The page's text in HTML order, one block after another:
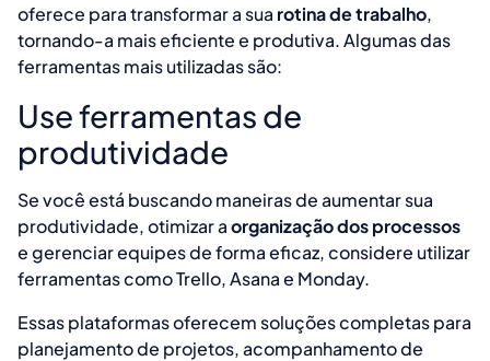
oferece para transformar a sua rotina de trabalho,
tornando-a mais eficiente e produtiva. Algumas das
ferramentas mais utilizadas são:
Use ferramentas de
produtividade
Se você está buscando maneiras de aumentar sua
produtividade, otimizar aorganização dos processos
e gerenciar equipes de forma eficaz, considere utilizar
ferramentas como Trello, Asana e Monday.
Essas plataformas oferecem soluções completas para
planejamento de projetos, acompanhamento de